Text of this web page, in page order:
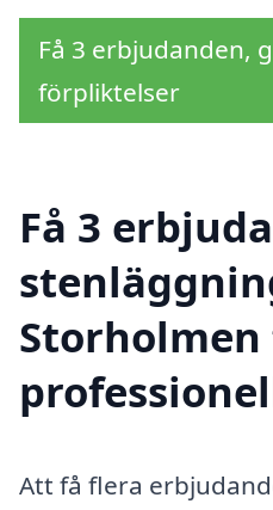
Få 3 erbjudanden,
förpliktelser
Få 3
Att få flera